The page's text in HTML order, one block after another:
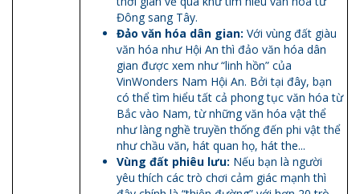
Đông sang Tây.
Đảo văn hóa dân gian: Với vùng đất giàu
văn hóa như Hội An thì đảo văn hóa dân
gian được xem như “linh hồn” của
VinWonders Nam Hội An. Bởi tại đây, bạn
có thể tìm hiểu tất cả phong tục văn hóa từ
Bắc vào Nam, từ những văn hóa vật thể
như làng nghề truyền thống đến phi vật thể
như chầu văn, hát quan họ, hát the...
Vùng đất phiêu lưu: Nếu bạn là người
yêu thích các trò chơi cảm giác mạnh thì